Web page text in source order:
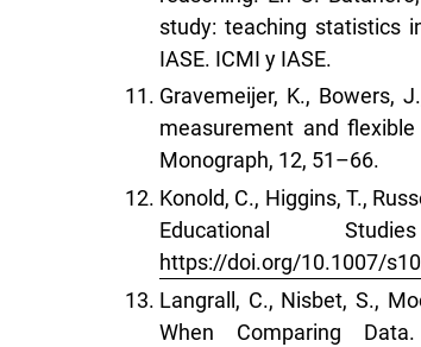
study: teaching statistics
IASE. ICMI y IASE.
Gravemeijer, K., Bowers,
measurement and
Monograph, 12, 51–66.
Konold, C., Higgins, T.,
Educational
https://doi.org/10.1007/
Langrall, C., Nisbet, S.,
When Comparing